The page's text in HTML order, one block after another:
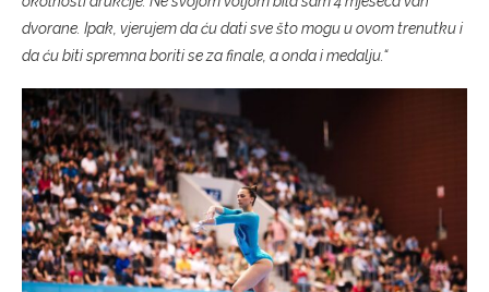
dvorane. Ipak, vjerujem da ću dati sve što mogu u ovom trenutku i
da ću biti spremna boriti se za finale, a onda i medalju.“